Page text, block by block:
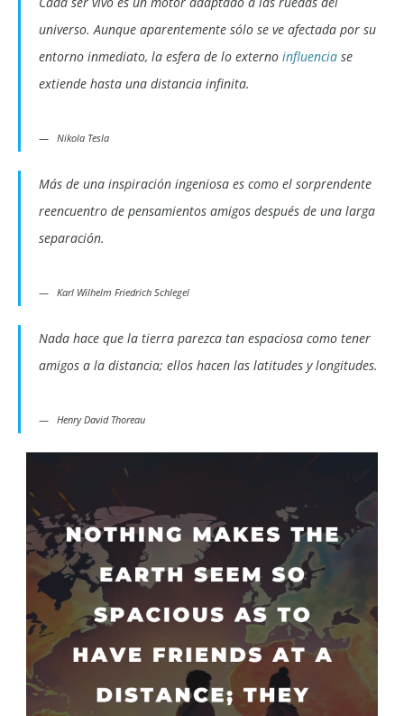
universo. Aunque aparentemente sólo se ve afectada por su
entorno inmediato, la esfera de lo externo influencia se
extiende hasta una distancia infinita.
Nikola Tesla
Más de una inspiración ingeniosa es como el sorprendente
reencuentro de pensamientos amigos después de una larga
separación.
Karl Wilhelm Friedrich Schlegel
Nada hace que la tierra parezca tan espaciosa como tener
amigos a la distancia; ellos hacen las latitudes y longitudes.
Henry David Thoreau